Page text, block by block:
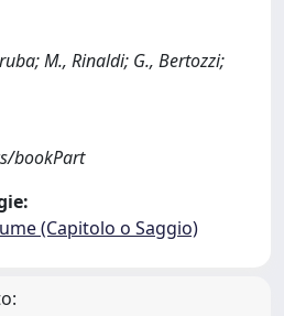
M., Rinaldi; G., Bertozzi;
bookPart
(Capitolo o Saggio)